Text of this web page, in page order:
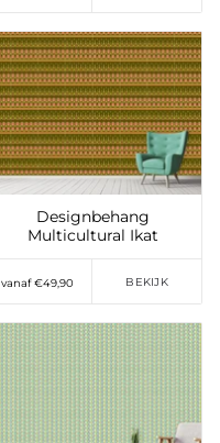
Toevoegen aan
verlanglijst
Designbehang
Multicultural Ikat
vanaf €49,90 BEKIJK
Toevoegen aan
verlanglijst